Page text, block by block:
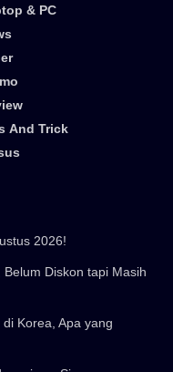
& PC
And Trick
2026!
Diskon tapi Masih
Korea, Apa yang